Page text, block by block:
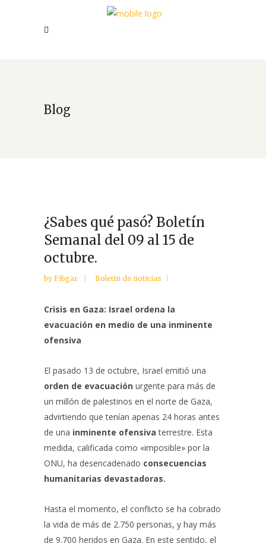
Blog
¿Sabes qué pasó? Boletín
Semanal del 09 al 15 de
octubre.
by Fibgar Boletin de noticias
Crisis en Gaza: Israel ordena la
evacuación en medio de una inminente
ofensiva
El pasado 13 de octubre, Israel emitió una
orden de evacuación urgente para más de
un millón de palestinos en el norte de Gaza,
advirtiendo que tenían apenas 24 horas antes
de una inminente ofensiva terrestre. Esta
medida, calificada como «imposible» por la
ONU, ha desencadenado consecuencias
humanitarias devastadoras.
Hasta el momento, el conflicto se ha cobrado
la vida de más de 2.750 personas, y hay más
de 9.700 heridos en Gaza. En este sentido, el